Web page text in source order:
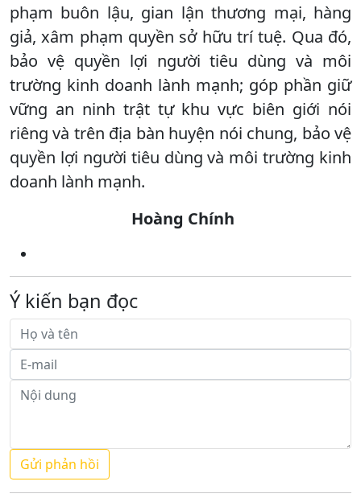
phạm buôn lậu, gian lận thương mại, hàng
giả, xâm phạm quyền sở hữu trí tuệ. Qua đó,
bảo vệ quyền lợi người tiêu dùng và môi
trường kinh doanh lành mạnh; góp phần giữ
vững an ninh trật tự khu vực biên giới nói
riêng và trên địa bàn huyện nói chung, bảo vệ
quyền lợi người tiêu dùng và môi trường kinh
doanh lành mạnh.
Hoàng Chính
Ý kiến bạn đọc